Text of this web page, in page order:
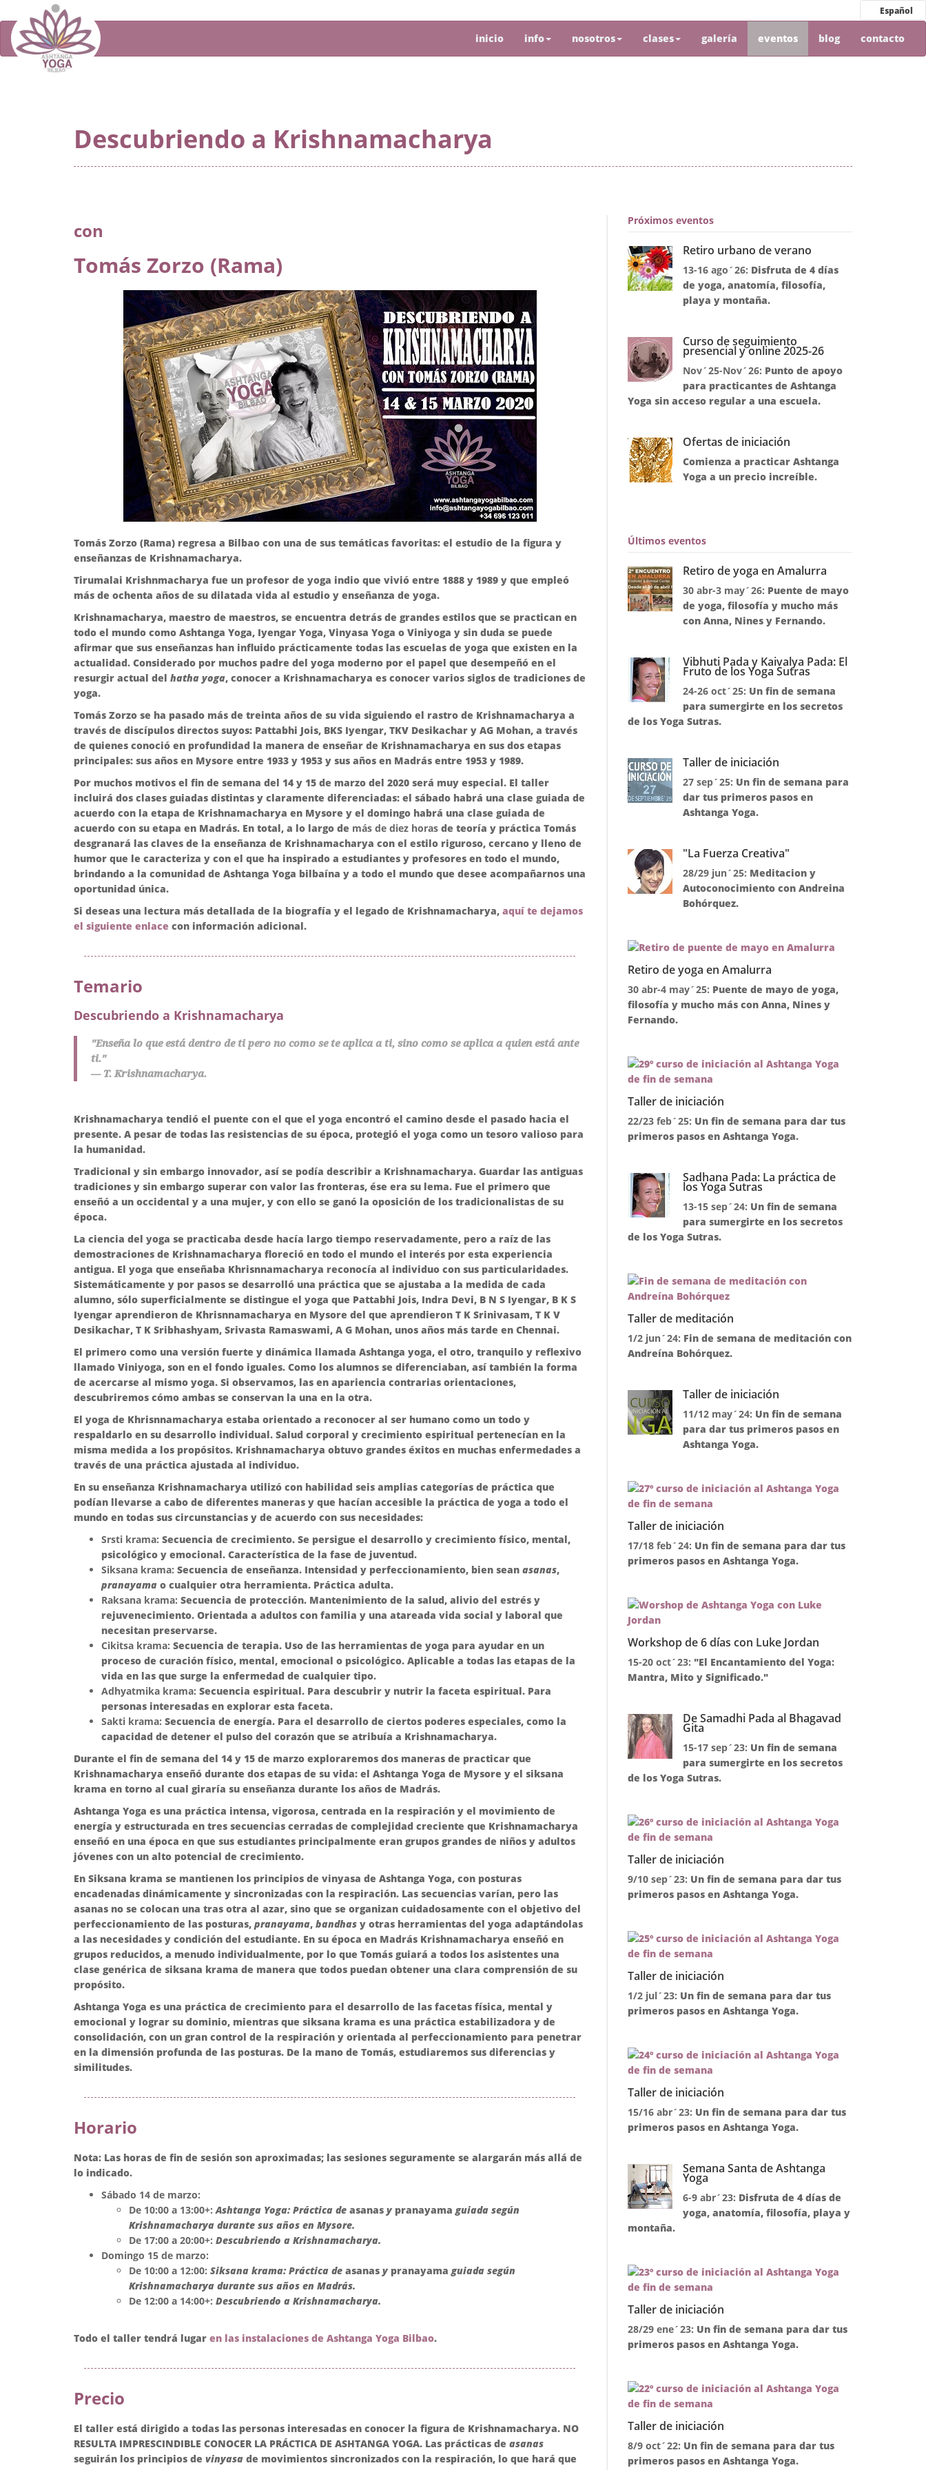
inicio info nosotros clases galería eventos blog contacto
Español
Descubriendo a Krishnamacharya
con
Tomás Zorzo (Rama)
Tomás Zorzo (Rama) regresa a Bilbao con una de sus temáticas favoritas: el estudio de la figura y
enseñanzas de Krishnamacharya.
Tirumalai Krishnmacharya fue un profesor de yoga indio que vivió entre 1888 y 1989 y que empleó
más de ochenta años de su dilatada vida al estudio y enseñanza de yoga.
Krishnamacharya, maestro de maestros, se encuentra detrás de grandes estilos que se practican en
todo el mundo como Ashtanga Yoga, Iyengar Yoga, Vinyasa Yoga o Viniyoga y sin duda se puede
afirmar que sus enseñanzas han influido prácticamente todas las escuelas de yoga que existen en la
actualidad. Considerado por muchos padre del yoga moderno por el papel que desempeñó en el
resurgir actual del hatha yoga, conocer a Krishnamacharya es conocer varios siglos de tradiciones de
yoga.
Tomás Zorzo se ha pasado más de treinta años de su vida siguiendo el rastro de Krishnamacharya a
través de discípulos directos suyos: Pattabhi Jois, BKS Iyengar, TKV Desikachar y AG Mohan, a través
de quienes conoció en profundidad la manera de enseñar de Krishnamacharya en sus dos etapas
principales: sus años en Mysore entre 1933 y 1953 y sus años en Madrás entre 1953 y 1989.
Por muchos motivos el fin de semana del 14 y 15 de marzo del 2020 será muy especial. El taller
incluirá dos clases guiadas distintas y claramente diferenciadas: el sábado habrá una clase guiada de
acuerdo con la etapa de Krishnamacharya en Mysore y el domingo habrá una clase guiada de
acuerdo con su etapa en Madrás. En total, a lo largo de más de diez horas de teoría y práctica Tomás
desgranará las claves de la enseñanza de Krishnamacharya con el estilo riguroso, cercano y lleno de
humor que le caracteriza y con el que ha inspirado a estudiantes y profesores en todo el mundo,
brindando a la comunidad de Ashtanga Yoga bilbaína y a todo el mundo que desee acompañarnos una
oportunidad única.
Si deseas una lectura más detallada de la biografía y el legado de Krishnamacharya, aquí te dejamos
el siguiente enlace con información adicional.
Temario
Descubriendo a Krishnamacharya
"Enseña lo que está dentro de ti pero no como se te aplica a ti, sino como se aplica a quien está ante
ti."
— T. Krishnamacharya.
Krishnamacharya tendió el puente con el que el yoga encontró el camino desde el pasado hacia el
presente. A pesar de todas las resistencias de su época, protegió el yoga como un tesoro valioso para
la humanidad.
Tradicional y sin embargo innovador, así se podía describir a Krishnamacharya. Guardar las antiguas
tradiciones y sin embargo superar con valor las fronteras, ése era su lema. Fue el primero que
enseñó a un occidental y a una mujer, y con ello se ganó la oposición de los tradicionalistas de su
época.
La ciencia del yoga se practicaba desde hacía largo tiempo reservadamente, pero a raíz de las
demostraciones de Krishnamacharya floreció en todo el mundo el interés por esta experiencia
antigua. El yoga que enseñaba Khrisnnamacharya reconocía al individuo con sus particularidades.
Sistemáticamente y por pasos se desarrolló una práctica que se ajustaba a la medida de cada
alumno, sólo superficialmente se distingue el yoga que Pattabhi Jois, Indra Devi, B N S Iyengar, B K S
Iyengar aprendieron de Khrisnnamacharya en Mysore del que aprendieron T K Srinivasam, T K V
Desikachar, T K Sribhashyam, Srivasta Ramaswami, A G Mohan, unos años más tarde en Chennai.
El primero como una versión fuerte y dinámica llamada Ashtanga yoga, el otro, tranquilo y reflexivo
llamado Viniyoga, son en el fondo iguales. Como los alumnos se diferenciaban, así también la forma
de acercarse al mismo yoga. Si observamos, las en apariencia contrarias orientaciones,
descubriremos cómo ambas se conservan la una en la otra.
El yoga de Khrisnnamacharya estaba orientado a reconocer al ser humano como un todo y
respaldarlo en su desarrollo individual. Salud corporal y crecimiento espiritual pertenecían en la
misma medida a los propósitos. Krishnamacharya obtuvo grandes éxitos en muchas enfermedades a
través de una práctica ajustada al individuo.
En su enseñanza Krishnamacharya utilizó con habilidad seis amplias categorías de práctica que
podían llevarse a cabo de diferentes maneras y que hacían accesible la práctica de yoga a todo el
mundo en todas sus circunstancias y de acuerdo con sus necesidades:
Srsti krama: Secuencia de crecimiento. Se persigue el desarrollo y crecimiento físico, mental,
psicológico y emocional. Característica de la fase de juventud.
Siksana krama: Secuencia de enseñanza. Intensidad y perfeccionamiento, bien sean asanas,
pranayama o cualquier otra herramienta. Práctica adulta.
Raksana krama: Secuencia de protección. Mantenimiento de la salud, alivio del estrés y
rejuvenecimiento. Orientada a adultos con familia y una atareada vida social y laboral que
necesitan preservarse.
Cikitsa krama: Secuencia de terapia. Uso de las herramientas de yoga para ayudar en un
proceso de curación físico, mental, emocional o psicológico. Aplicable a todas las etapas de la
vida en las que surge la enfermedad de cualquier tipo.
Adhyatmika krama: Secuencia espiritual. Para descubrir y nutrir la faceta espiritual. Para
personas interesadas en explorar esta faceta.
Sakti krama: Secuencia de energía. Para el desarrollo de ciertos poderes especiales, como la
capacidad de detener el pulso del corazón que se atribuía a Krishnamacharya.
Durante el fin de semana del 14 y 15 de marzo exploraremos dos maneras de practicar que
Krishnamacharya enseñó durante dos etapas de su vida: el Ashtanga Yoga de Mysore y el siksana
krama en torno al cual giraría su enseñanza durante los años de Madrás.
Ashtanga Yoga es una práctica intensa, vigorosa, centrada en la respiración y el movimiento de
energía y estructurada en tres secuencias cerradas de complejidad creciente que Krishnamacharya
enseñó en una época en que sus estudiantes principalmente eran grupos grandes de niños y adultos
jóvenes con un alto potencial de crecimiento.
En Siksana krama se mantienen los principios de vinyasa de Ashtanga Yoga, con posturas
encadenadas dinámicamente y sincronizadas con la respiración. Las secuencias varían, pero las
asanas no se colocan una tras otra al azar, sino que se organizan cuidadosamente con el objetivo del
perfeccionamiento de las posturas, pranayama, bandhas y otras herramientas del yoga adaptándolas
a las necesidades y condición del estudiante. En su época en Madrás Krishnamacharya enseñó en
grupos reducidos, a menudo individualmente, por lo que Tomás guiará a todos los asistentes una
clase genérica de siksana krama de manera que todos puedan obtener una clara comprensión de su
propósito.
Ashtanga Yoga es una práctica de crecimiento para el desarrollo de las facetas física, mental y
emocional y lograr su dominio, mientras que siksana krama es una práctica estabilizadora y de
consolidación, con un gran control de la respiración y orientada al perfeccionamiento para penetrar
en la dimensión profunda de las posturas. De la mano de Tomás, estudiaremos sus diferencias y
similitudes.
Horario
Nota: Las horas de fin de sesión son aproximadas; las sesiones seguramente se alargarán más allá de
lo indicado.
Sábado 14 de marzo:
De 10:00 a 13:00+: Ashtanga Yoga: Práctica de asanas y pranayama guiada según
Krishnamacharya durante sus años en Mysore.
De 17:00 a 20:00+: Descubriendo a Krishnamacharya.
Domingo 15 de marzo:
De 10:00 a 12:00: Siksana krama: Práctica de asanas y pranayama guiada según
Krishnamacharya durante sus años en Madrás.
De 12:00 a 14:00+: Descubriendo a Krishnamacharya.
Todo el taller tendrá lugar en las instalaciones de Ashtanga Yoga Bilbao.
Precio
El taller está dirigido a todas las personas interesadas en conocer la figura de Krishnamacharya. NO
RESULTA IMPRESCINDIBLE CONOCER LA PRÁCTICA DE ASHTANGA YOGA. Las prácticas de asanas
seguirán los principios de vinyasa de movimientos sincronizados con la respiración, lo que hará que
Próximos eventos
Retiro urbano de verano
13-16 ago´26: Disfruta de 4 días
de yoga, anatomía, filosofía,
playa y montaña.
Curso de seguimiento
presencial y online 2025-26
Nov´25-Nov´26: Punto de apoyo
para practicantes de Ashtanga
Yoga sin acceso regular a una escuela.
Ofertas de iniciación
Comienza a practicar Ashtanga
Yoga a un precio increíble.
Últimos eventos
Retiro de yoga en Amalurra
30 abr-3 may´26: Puente de mayo
de yoga, filosofía y mucho más
con Anna, Nines y Fernando.
Vibhuti Pada y Kaivalya Pada: El
Fruto de los Yoga Sutras
24-26 oct´25: Un fin de semana
para sumergirte en los secretos
de los Yoga Sutras.
Taller de iniciación
27 sep´25: Un fin de semana para
dar tus primeros pasos en
Ashtanga Yoga.
"La Fuerza Creativa"
28/29 jun´25: Meditacion y
Autoconocimiento con Andreina
Bohórquez.
Retiro de yoga en Amalurra
30 abr-4 may´25: Puente de mayo de yoga,
filosofía y mucho más con Anna, Nines y
Fernando.
Taller de iniciación
22/23 feb´25: Un fin de semana para dar tus
primeros pasos en Ashtanga Yoga.
Sadhana Pada: La práctica de
los Yoga Sutras
13-15 sep´24: Un fin de semana
para sumergirte en los secretos
de los Yoga Sutras.
Taller de meditación
1/2 jun´24: Fin de semana de meditación con
Andreína Bohórquez.
Taller de iniciación
11/12 may´24: Un fin de semana
para dar tus primeros pasos en
Ashtanga Yoga.
Taller de iniciación
17/18 feb´24: Un fin de semana para dar tus
primeros pasos en Ashtanga Yoga.
Workshop de 6 días con Luke Jordan
15-20 oct´23: "El Encantamiento del Yoga:
Mantra, Mito y Significado."
De Samadhi Pada al Bhagavad
Gita
15-17 sep´23: Un fin de semana
para sumergirte en los secretos
de los Yoga Sutras.
Taller de iniciación
9/10 sep´23: Un fin de semana para dar tus
primeros pasos en Ashtanga Yoga.
Taller de iniciación
1/2 jul´23: Un fin de semana para dar tus
primeros pasos en Ashtanga Yoga.
Taller de iniciación
15/16 abr´23: Un fin de semana para dar tus
primeros pasos en Ashtanga Yoga.
Semana Santa de Ashtanga
Yoga
6-9 abr´23: Disfruta de 4 días de
yoga, anatomía, filosofía, playa y
montaña.
Taller de iniciación
28/29 ene´23: Un fin de semana para dar tus
primeros pasos en Ashtanga Yoga.
Taller de iniciación
8/9 oct´22: Un fin de semana para dar tus
primeros pasos en Ashtanga Yoga.